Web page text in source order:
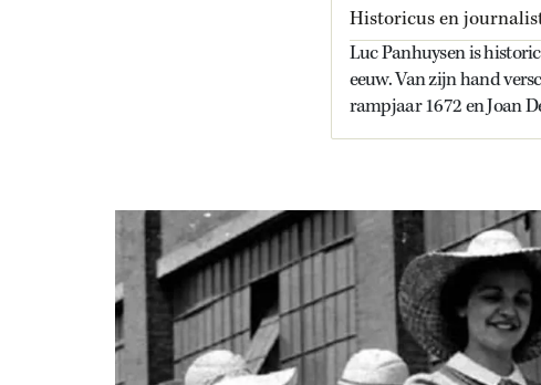
Historicus en
Luc Panhuysen is
eeuw. Van zijn hand
rampjaar 1672 en Joan